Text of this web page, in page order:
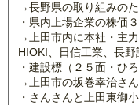
→長野県の取り組みの
・県内上場企業の株価
→上田市内に本社・主
HIOKI、日信工業、長
・建設標（２５面・ひろ
→上田市の坂巻幸治さん
・さんさんと上田東御